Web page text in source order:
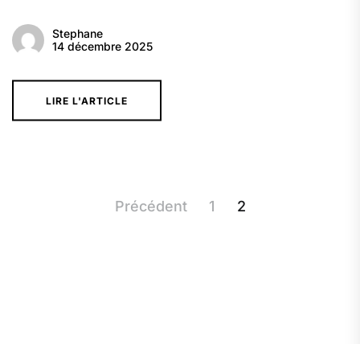
Stephane
14 décembre 2025
LIRE L'ARTICLE
PaginationPrécédent 1 2